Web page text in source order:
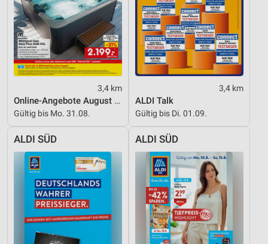
3,4 km
Online-Angebote August 2026
Gültig bis Mo. 31.08.
3,4 km
ALDI Talk
Gültig bis Di. 01.09.
ALDI SÜD ALDI SÜD